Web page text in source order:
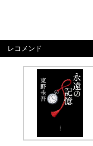
レコメンド